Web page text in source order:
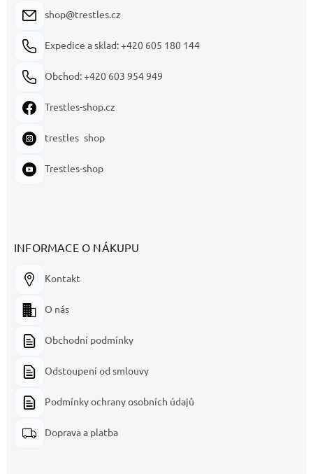
shop@trestles.cz
Expedice a sklad: +420 605 180 144
Obchod: +420 603 954 949
Trestles-shop.cz
trestles_shop
Trestles-shop
INFORMACE O NÁKUPU
Kontakt
O nás
Obchodní podmínky
Odstoupení od smlouvy
Podmínky ochrany osobních údajů
Doprava a platba